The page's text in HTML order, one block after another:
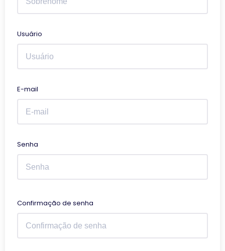
Usuário
E-mail
Senha
Confirmação de senha